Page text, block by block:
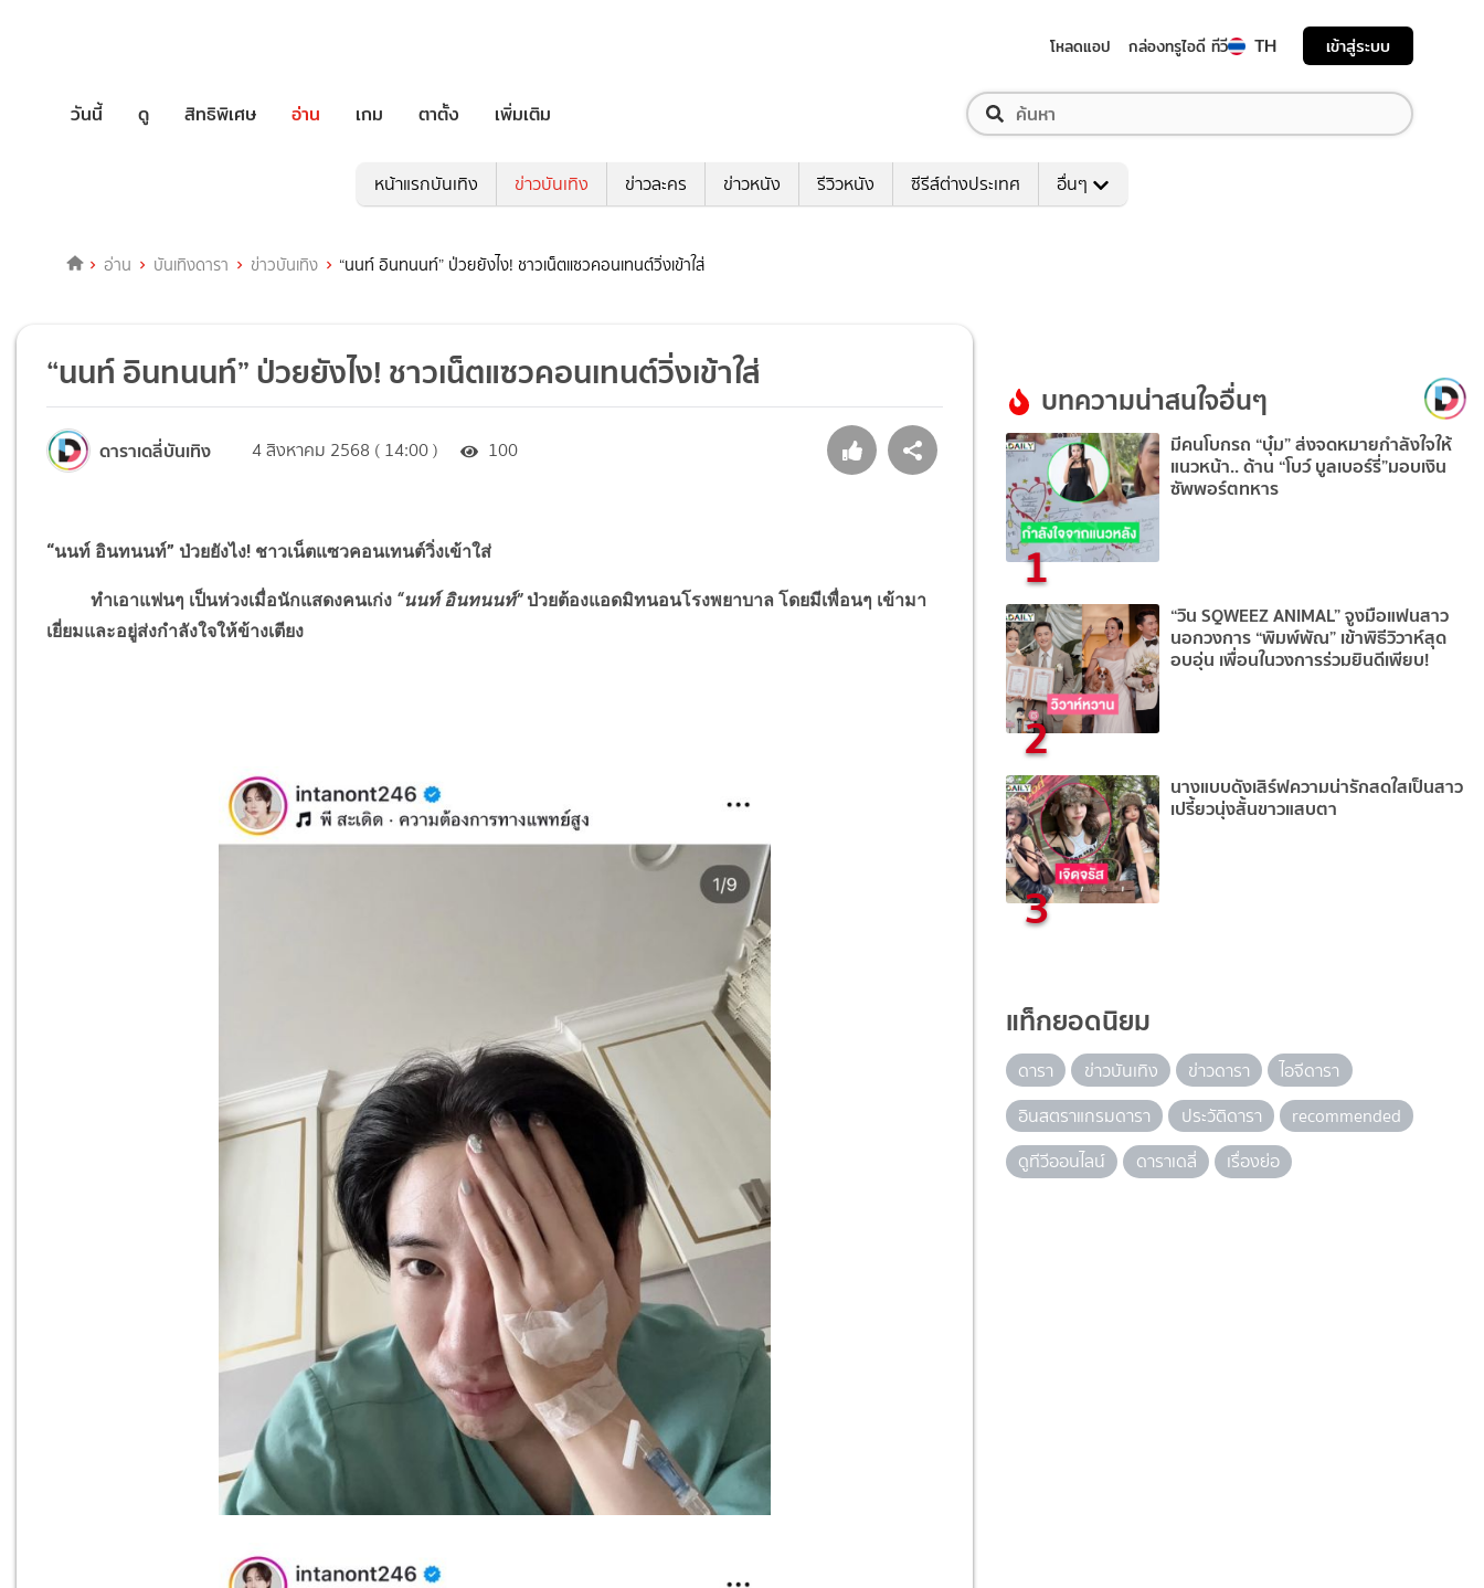
โหลดแอป กล่องทรูไอดี ทีวี TH เข้าสู่ระบบ
วันนี้ ดู สิทธิพิเศษ อ่าน เกม ตาตั้ง เพิ่มเติม
หน้าแรกบันเทิง ข่าวบันเทิง ข่าวละคร ข่าวหนัง รีวิวหนัง ซีรีส์ต่างประเทศ อื่นๆ
อ่าน บันเทิงดารา ข่าวบันเทิง “นนท์ อินทนนท์” ป่วยยังไง! ชาวเน็ตแซวคอนเทนต์วิ่งเข้าใส่
“นนท์ อินทนนท์” ป่วยยังไง! ชาวเน็ตแซวคอนเทนต์วิ่งเข้าใส่
ดาราเดลี่บันเทิง 4 สิงหาคม 2568 ( 14:00 ) 100
“นนท์ อินทนนท์” ป่วยยังไง! ชาวเน็ตแซวคอนเทนต์วิ่งเข้าใส่
ทำเอาแฟนๆ เป็นห่วงเมื่อนักแสดงคนเก่ง “นนท์ อินทนนท์”ป่วยต้องแอดมิทนอนโรงพยาบาล โดยมีเพื่อนๆ เข้ามา
เยี่ยมและอยู่ส่งกำลังใจให้ข้างเตียง
บทความน่าสนใจอื่นๆ
1
มีคนโบกรถ “บุ๋ม” ส่งจดหมายกำลังใจให้
แนวหน้า.. ด้าน “โบว์ บูลเบอร์รี่”มอบเงิน
ซัพพอร์ตทหาร
2
“วิน SQWEEZ ANIMAL” จูงมือแฟนสาว
นอกวงการ “พิมพ์พัณ” เข้าพิธีวิวาห์สุด
อบอุ่น เพื่อนในวงการร่วมยินดีเพียบ!
3
นางแบบดังเสิร์ฟความน่ารักสดใสเป็นสาว
เปรี้ยวนุ่งสั้นขาวแสบตา
แท็กยอดนิยม
ดารา ข่าวบันเทิง ข่าวดารา
ไอจีดารา
อินสตราแกรมดารา
ประวัติดารา
recommended
ดูทีวีออนไลน์
ดาราเดลี่ เรื่องย่อ